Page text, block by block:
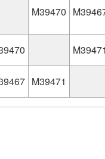
M39470
M39471
M39471